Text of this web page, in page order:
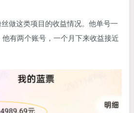
做这类项目的收益情况。他单号一
有两个账号，一个月下来收益接近